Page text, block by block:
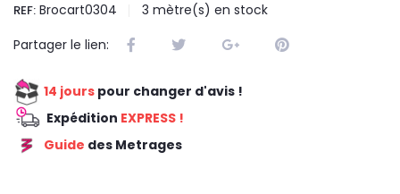
REF: Brocart0304 3 mètre(s) en stock
Partager le lien:
14 jours pour changer d'avis !
Expédition EXPRESS !
Guide des Metrages